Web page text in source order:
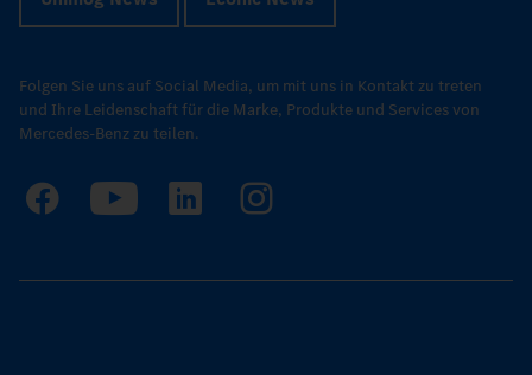
Folgen Sie uns auf Social Media, um mit uns in Kontakt zu treten
und Ihre Leidenschaft für die Marke, Produkte und Services von
Mercedes-Benz zu teilen.